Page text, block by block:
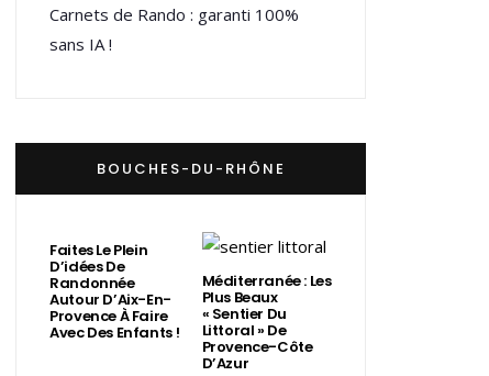
Carnets de Rando : garanti 100%
sans IA !
BOUCHES-DU-RHÔNE
Faites Le Plein
D’idées De
Randonnée
Autour D’Aix-En-
Provence À Faire
Avec Des Enfants !
Méditerranée : Les
Plus Beaux
« Sentier Du
Littoral » De
Provence-Côte
D’Azur